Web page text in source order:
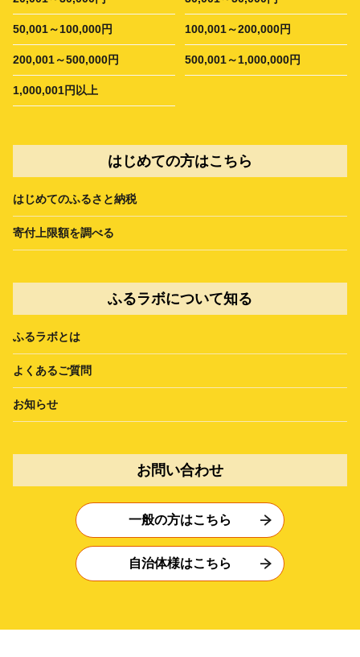
50,001～100,000円 100,001～200,000円
200,001～500,000円 500,001～1,000,000円
1,000,001円以上
はじめての方はこちら
はじめてのふるさと納税
寄付上限額を調べる
ふるラボについて知る
ふるラボとは
よくあるご質問
お知らせ
お問い合わせ
一般の方はこちら
自治体様はこちら